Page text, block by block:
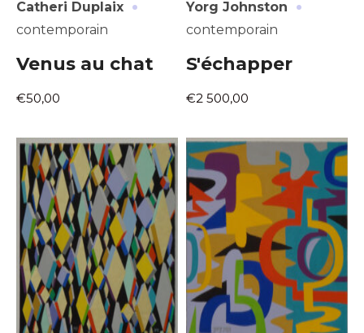
Catheri Duplaix ·
contemporain
Venus au chat
€50,00
Yorg Johnston ·
contemporain
S'échapper
€2 500,00